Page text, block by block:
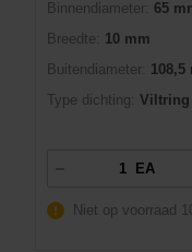
Binnendiameter: 65
Breedte:
10 mm
Buitendiameter: 108,5
Type dichting: Viltring
EA
Niet op voorraad